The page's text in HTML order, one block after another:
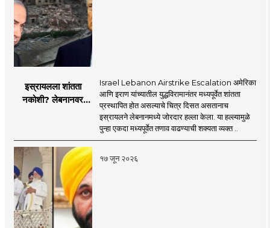
इस्रायलला शांतता
नकोशी? लेबनानवर
इराण-अमेरिकेत आरोप-
प्रत्यारोप
Israel Lebanon Airstrike Escalation अमेरिका
आणि इराण यांच्यातील युद्धविरामानंतर मध्यपूर्वेत शांतता
प्रस्थापित होत असल्याचे चित्र दिसत असतानाच
इस्रायलने लेबनानमध्ये जोरदार हल्ला केला. या हल्ल्यामुळे
पुन्हा एकदा मध्यपूर्वेत तणाव वाढण्याची शक्यता व्यक्त ..
१७ जून २०२६